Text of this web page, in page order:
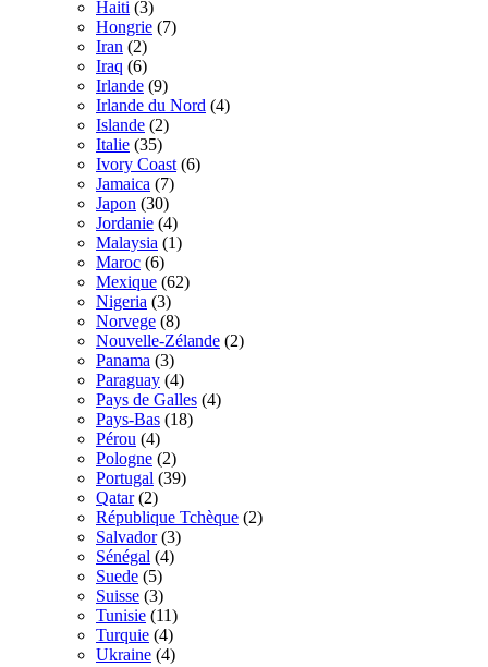
Haiti (3)
Hongrie (7)
Iran (2)
Iraq (6)
Irlande (9)
Irlande du Nord (4)
Islande (2)
Italie (35)
Ivory Coast (6)
Jamaica (7)
Japon (30)
Jordanie (4)
Malaysia (1)
Maroc (6)
Mexique (62)
Nigeria (3)
Norvege (8)
Nouvelle-Zélande (2)
Panama (3)
Paraguay (4)
Pays de Galles (4)
Pays-Bas (18)
Pérou (4)
Pologne (2)
Portugal (39)
Qatar (2)
République Tchèque (2)
Salvador (3)
Sénégal (4)
Suede (5)
Suisse (3)
Tunisie (11)
Turquie (4)
Ukraine (4)